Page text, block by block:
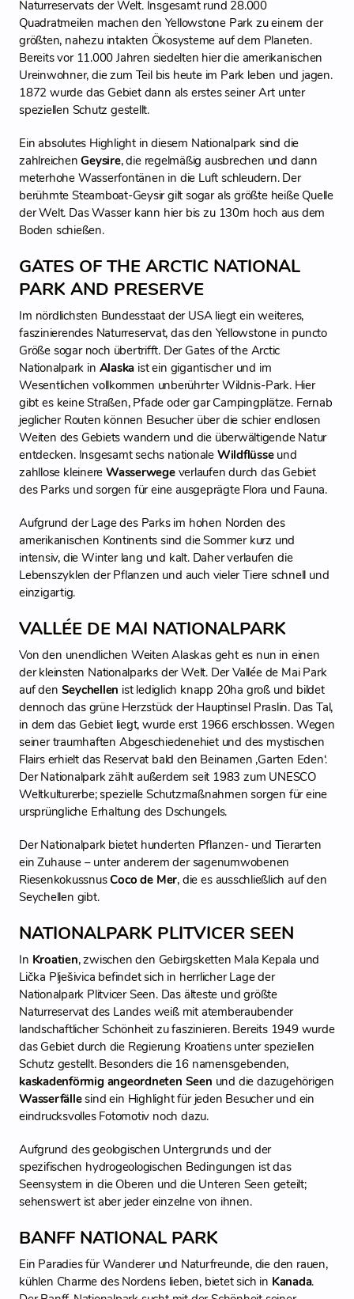
Naturreservats der Welt. Insgesamt rund 28.000
Quadratmeilen machen den Yellowstone Park zu einem der
größten, nahezu intakten Ökosysteme auf dem Planeten.
Bereits vor 11.000 Jahren siedelten hier die amerikanischen
Ureinwohner, die zum Teil bis heute im Park leben und jagen.
1872 wurde das Gebiet dann als erstes seiner Art unter
speziellen Schutz gestellt.
Ein absolutes Highlight in diesem Nationalpark sind die
zahlreichenGeysire, die regelmäßig ausbrechen und dann
meterhohe Wasserfontänen in die Luft schleudern. Der
berühmte Steamboat-Geysir gilt sogar als größte heiße Quelle
der Welt. Das Wasser kann hier bis zu 130m hoch aus dem
Boden schießen.
GATES OF THE ARCTIC NATIONAL
PARK AND PRESERVE
Im nördlichsten Bundesstaat der USA liegt ein weiteres,
faszinierendes Naturreservat, das den Yellowstone in puncto
Größe sogar noch übertrifft. Der Gates of the Arctic
Nationalpark in Alaska ist ein gigantischer und im
Wesentlichen vollkommen unberührter Wildnis-Park. Hier
gibt es keine Straßen, Pfade oder gar Campingplätze. Fernab
jeglicher Routen können Besucher über die schier endlosen
Weiten des Gebiets wandern und die überwältigende Natur
entdecken. Insgesamt sechs nationale Wildflüsseund
zahllose kleinere Wasserwegeverlaufen durch das Gebiet
des Parks und sorgen für eine ausgeprägte Flora und Fauna.
Aufgrund der Lage des Parks im hohen Norden des
amerikanischen Kontinents sind die Sommer kurz und
intensiv, die Winter lang und kalt. Daher verlaufen die
Lebenszyklen der Pflanzen und auch vieler Tiere schnell und
einzigartig.
VALLÉE DE MAI NATIONALPARK
Von den unendlichen Weiten Alaskas geht es nun in einen
der kleinsten Nationalparks der Welt. Der Vallée de Mai Park
auf den Seychellen ist lediglich knapp 20ha groß und bildet
dennoch das grüne Herzstück der Hauptinsel Praslin. Das Tal,
in dem das Gebiet liegt, wurde erst 1966 erschlossen. Wegen
seiner traumhaften Abgeschiedenehiet und des mystischen
Flairs erhielt das Reservat bald den Beinamen ‚Garten Eden‘.
Der Nationalpark zählt außerdem seit 1983 zum UNESCO
Weltkulturerbe; spezielle Schutzmaßnahmen sorgen für eine
ursprüngliche Erhaltung des Dschungels.
Der Nationalpark bietet hunderten Pflanzen- und Tierarten
ein Zuhause – unter anderem der sagenumwobenen
RiesenkokussnusCoco de Mer, die es ausschließlich auf den
Seychellen gibt.
NATIONALPARK PLITVICER SEEN
In Kroatien, zwischen den Gebirgsketten Mala Kepala und
Lička Plješivica befindet sich in herrlicher Lage der
Nationalpark Plitvicer Seen. Das älteste und größte
Naturreservat des Landes weiß mit atemberaubender
landschaftlicher Schönheit zu faszinieren. Bereits 1949 wurde
das Gebiet durch die Regierung Kroatiens unter speziellen
Schutz gestellt. Besonders die 16 namensgebenden,
kaskadenförmig angeordneten Seen und die dazugehörigen
Wasserfällesind ein Highlight für jeden Besucher und ein
eindrucksvolles Fotomotiv noch dazu.
Aufgrund des geologischen Untergrunds und der
spezifischen hydrogeologischen Bedingungen ist das
Seensystem in die Oberen und die Unteren Seen geteilt;
sehenswert ist aber jeder einzelne von ihnen.
BANFF NATIONAL PARK
Ein Paradies für Wanderer und Naturfreunde, die den rauen,
kühlen Charme des Nordens lieben, bietet sich in Kanada.